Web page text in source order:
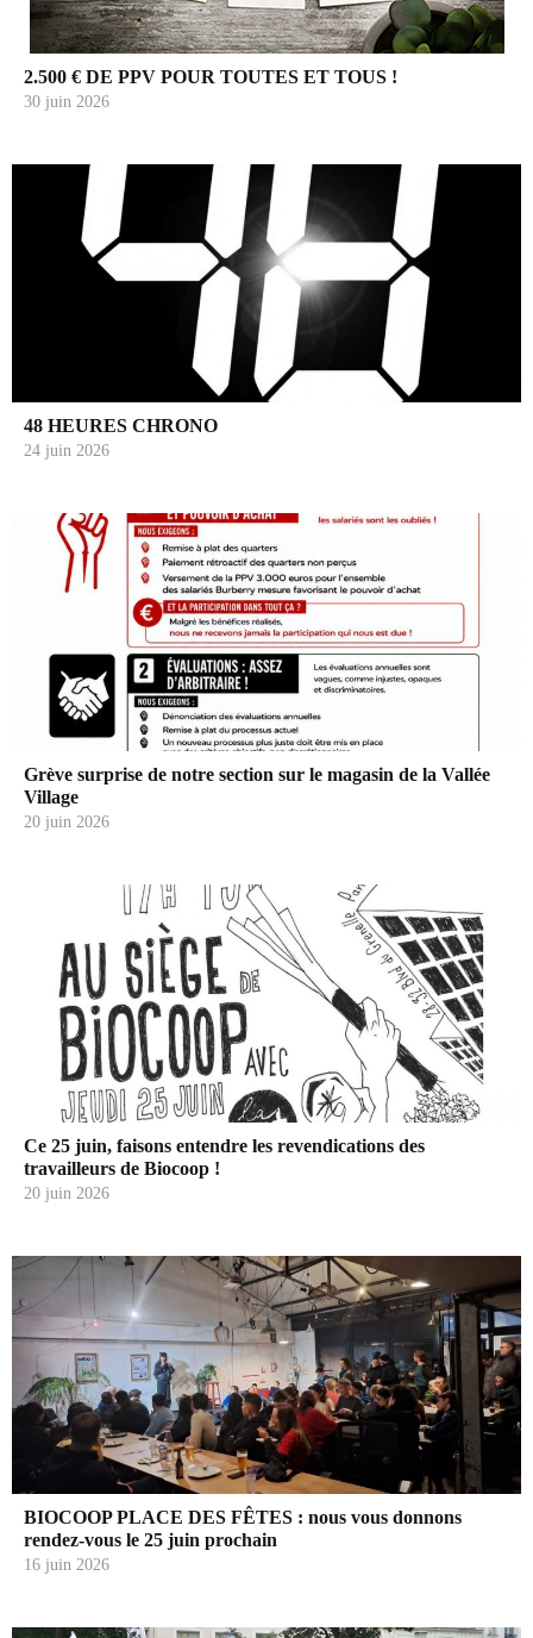
2.500 € DE PPV POUR TOUTES ET TOUS !
30 juin 2026
48 HEURES CHRONO
24 juin 2026
Grève surprise de notre section sur le magasin de la Vallée
Village
20 juin 2026
Ce 25 juin, faisons entendre les revendications des
travailleurs de Biocoop !
20 juin 2026
BIOCOOP PLACE DES FÊTES : nous vous donnons
rendez-vous le 25 juin prochain
16 juin 2026